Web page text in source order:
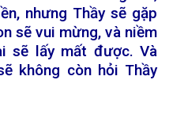
nhưng Thầy sẽ gặp
sẽ vui mừng, và niềm
sẽ lấy mất được. Và
không còn hỏi Thầy